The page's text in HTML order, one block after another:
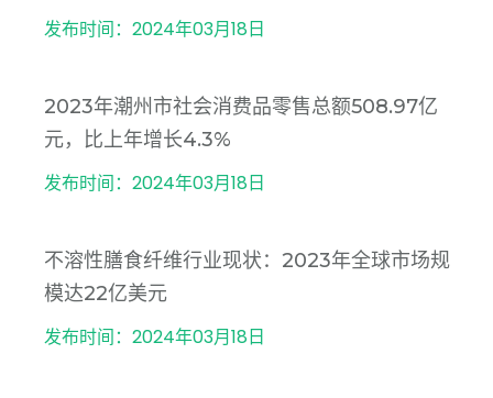
发布时间：2024年03月18日
2023年潮州市社会消费品零售总额508.97亿
元，比上年增长4.3%
发布时间：2024年03月18日
不溶性膳食纤维行业现状：2023年全球市场规
模达22亿美元
发布时间：2024年03月18日